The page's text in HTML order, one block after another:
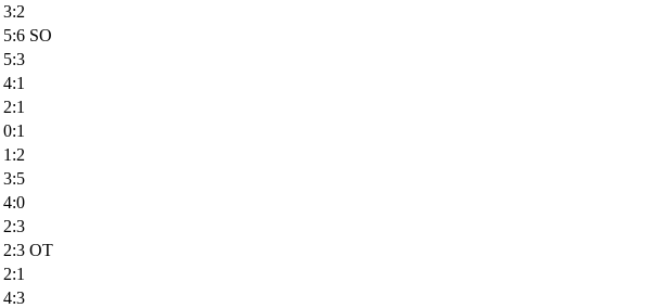
3:2
5:6 SO
5:3
4:1
2:1
0:1
1:2
3:5
4:0
2:3
2:3 OT
2:1
4:3